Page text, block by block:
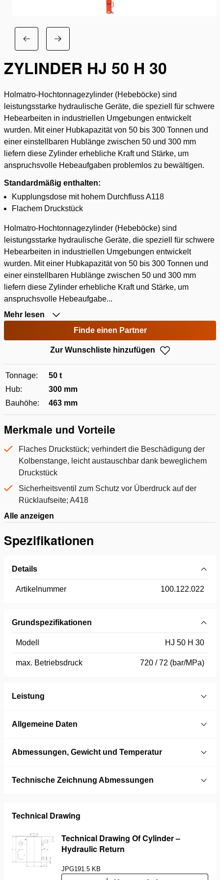
ZYLINDER HJ 50 H 30
Holmatro-Hochtonnagezylinder (Hebeböcke) sind
leistungsstarke hydraulische Geräte, die speziell für schwere
Hebearbeiten in industriellen Umgebungen entwickelt
wurden. Mit einer Hubkapazität von 50 bis 300 Tonnen und
einer einstellbaren Hublänge zwischen 50 und 300 mm
liefern diese Zylinder erhebliche Kraft und Stärke, um
anspruchsvolle Hebeaufgaben problemlos zu bewältigen.
Standardmäßig enthalten:
Kupplungsdose mit hohem Durchfluss A118
Flachem Druckstück
Holmatro-Hochtonnagezylinder (Hebeböcke) sind
leistungsstarke hydraulische Geräte, die speziell für schwere
Hebearbeiten in industriellen Umgebungen entwickelt
wurden. Mit einer Hubkapazität von 50 bis 300 Tonnen und
einer einstellbaren Hublänge zwischen 50 und 300 mm
liefern diese Zylinder erhebliche Kraft und Stärke, um
anspruchsvolle Hebeaufgabe...
Mehr lesen
Finde einen Partner
Zur Wunschliste hinzufügen
Tonnage:
50 t
Hub:
300 mm
Bauhöhe:
463 mm
Merkmale und Vorteile
Flaches Druckstück; verhindert die Beschädigung der
Kolbenstange, leicht austauschbar dank beweglichem
Druckstück
Sicherheitsventil zum Schutz vor Überdruck auf der
Rücklaufseite; A418
Alle anzeigen
Spezifikationen
Details
Artikelnummer 100.122.022
Grundspezifikationen
Modell HJ 50 H 30
max. Betriebsdruck 720 / 72 (bar/MPa)
Leistung
Allgemeine Daten
Abmessungen, Gewicht und Temperatur
Technische Zeichnung Abmessungen
Technical Drawing
Technical Drawing Of Cylinder –
Hydraulic Return
JPG191.5 KB